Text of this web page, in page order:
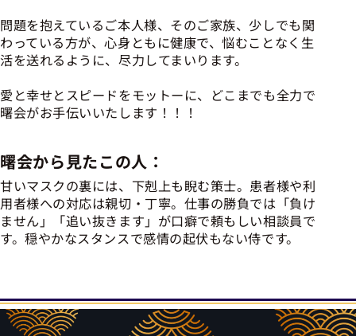
問題を抱えているご本人様、そのご家族、少しでも関
わっている方が、心身ともに健康で、悩むことなく生
活を送れるように、尽力してまいります。
愛と幸せとスピードをモットーに、どこまでも全力で
曙会がお手伝いいたします！！！
曙会から見たこの人：
甘いマスクの裏には、下剋上も睨む策士。患者様や利
用者様への対応は親切・丁寧。仕事の勝負では「負け
ません」「追い抜きます」が口癖で頼もしい相談員で
す。穏やかなスタンスで感情の起伏もない侍です。